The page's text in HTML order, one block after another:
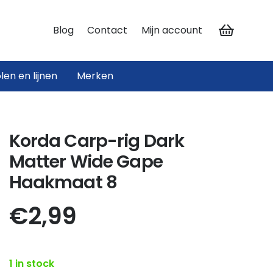
Blog Contact Mijn account
en lijnen Merken
Korda Carp-rig Dark
Matter Wide Gape
Haakmaat 8
€2,99
1 in stock